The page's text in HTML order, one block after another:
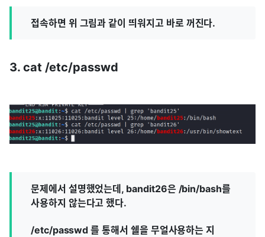
접속하면 위 그림과 같이 띄워지고 바로 꺼진다.
3. cat /etc/passwd
문제에서 설명했었는데, bandit26은 /bin/bash를
사용하지 않는다고 했다.
/etc/passwd 를 통해서 쉘을 무얼사용하는 지